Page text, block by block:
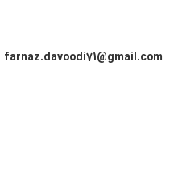
farnaz.davoodi71@gmail.com